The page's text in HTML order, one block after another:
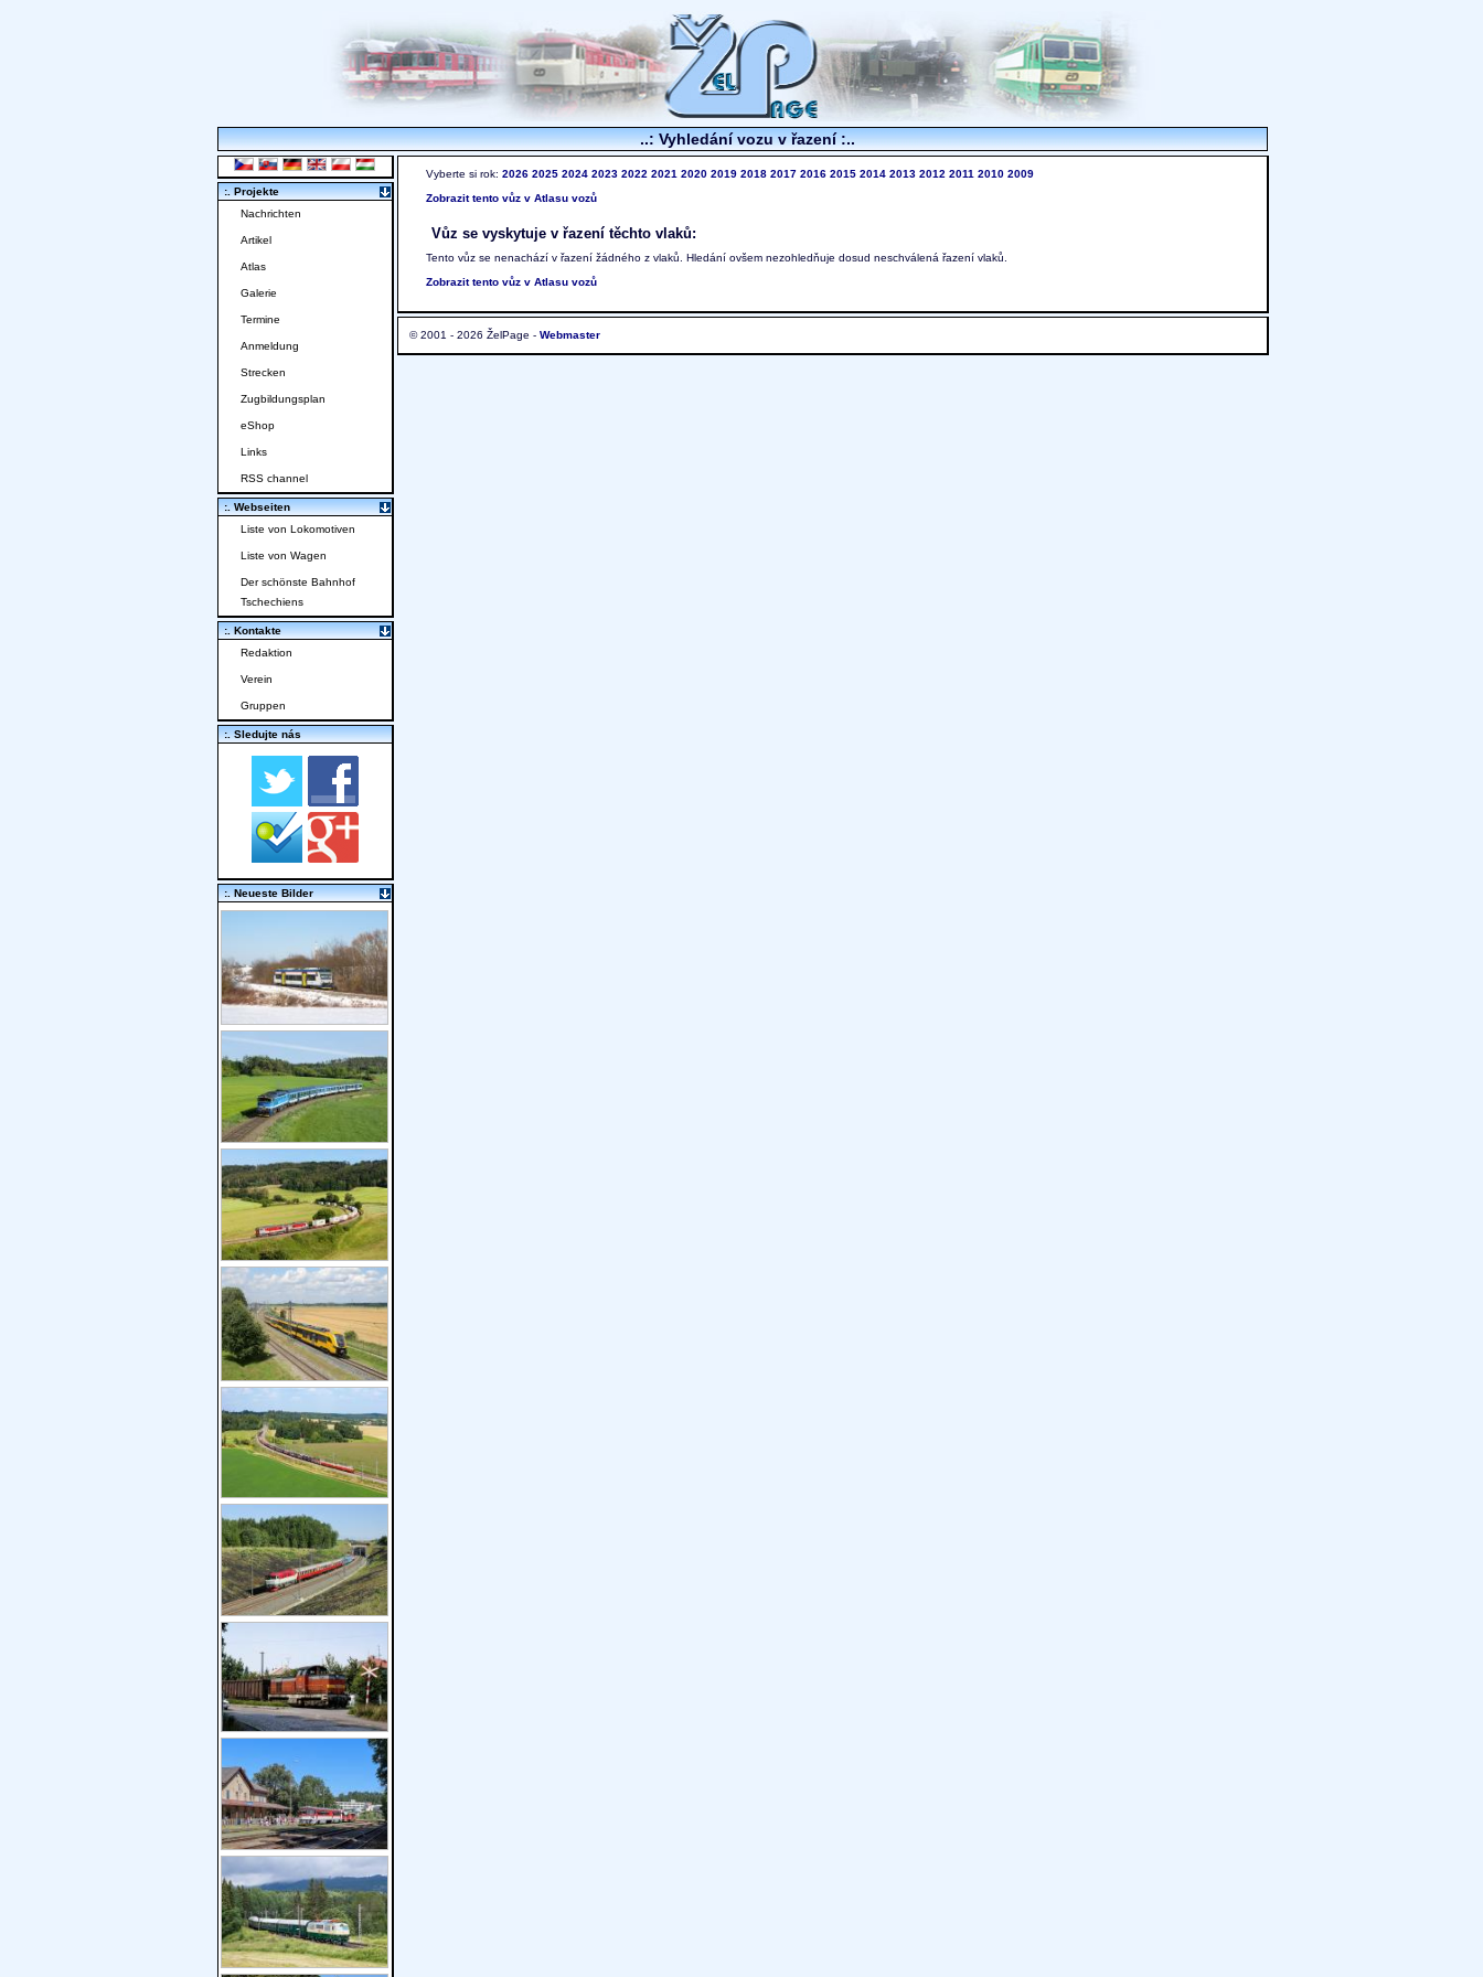
..: Vyhledání vozu v řazení :..
Vyberte si rok: 2026 2025 2024 2023 2022 2021 2020 2019 2018 2017 2016 2015 2014 2013 2012 2011 2010 2009
Zobrazit tento vůz v Atlasu vozů
Vůz se vyskytuje v řazení těchto vlaků:
Tento vůz se nenachází v řazení žádného z vlaků. Hledání ovšem nezohledňuje dosud neschválená řazení vlaků.
Zobrazit tento vůz v Atlasu vozů
© 2001 - 2026 ŽelPage - Webmaster
:. Projekte
Nachrichten
Artikel
Atlas
Galerie
Termine
Anmeldung
Strecken
Zugbildungsplan
eShop
Links
RSS channel
:. Webseiten
Liste von Lokomotiven
Liste von Wagen
Der schönste Bahnhof
Tschechiens
:. Kontakte
Redaktion
Verein
Gruppen
:. Sledujte nás
:. Neueste Bilder